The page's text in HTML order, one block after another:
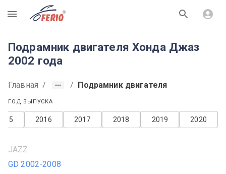
R
Подрамник двигателя Хонда Джаз
2002 года
Главная / / Подрамник двигателя
ГОД ВЫПУСКА
2020
2019
2018
2017
2016
JAZZ
GD 2002-2008